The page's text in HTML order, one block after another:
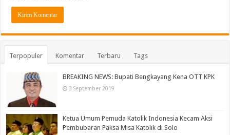
Terpopuler Komentar Terbaru Tags
BREAKING NEWS: Bupati Bengkayang Kena OTT KPK
3 September 2019
Ketua Umum Pemuda Katolik Indonesia Kecam Aksi
Pembubaran Paksa Misa Katolik di Solo